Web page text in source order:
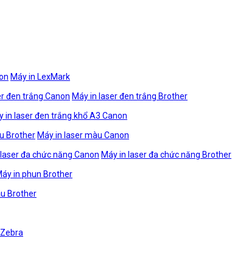
Máy in LexMark
đen trắng Canon Máy in laser đen trắng Brother
in laser đen trắng khổ A3 Canon
Brother Máy in laser màu Canon
đa chức năng Canon Máy in laser đa chức năng Brother
in phun Brother
Brother